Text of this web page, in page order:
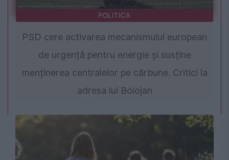
POLITICA
PSD cere activarea mecanismului european
de urgență pentru energie și susține
menținerea centralelor pe cărbune. Critici la
adresa lui Bolojan